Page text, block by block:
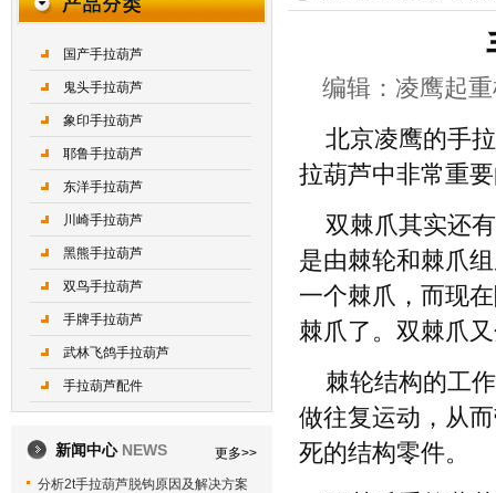
编辑：凌鹰起
北京凌鹰的手
拉葫芦中非常重
双棘爪其实还
是由棘轮和棘爪
一个棘爪，而现
棘爪了。双棘爪
棘轮结构的工
做往复运动，从
死的结构零件。
国产手拉葫芦
鬼头手拉葫芦
象印手拉葫芦
耶鲁手拉葫芦
东洋手拉葫芦
川崎手拉葫芦
黑熊手拉葫芦
双鸟手拉葫芦
手牌手拉葫芦
武林飞鸽手拉葫芦
手拉葫芦配件
新闻中心 NEWS
更多>>
分析2t手拉葫芦脱钩原因及解决方案